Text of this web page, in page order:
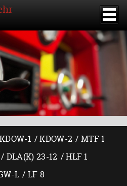
KDOW-1 KDOW-2
MTF 1
DLA(K) 23-12
HLF 1
L
LF 8